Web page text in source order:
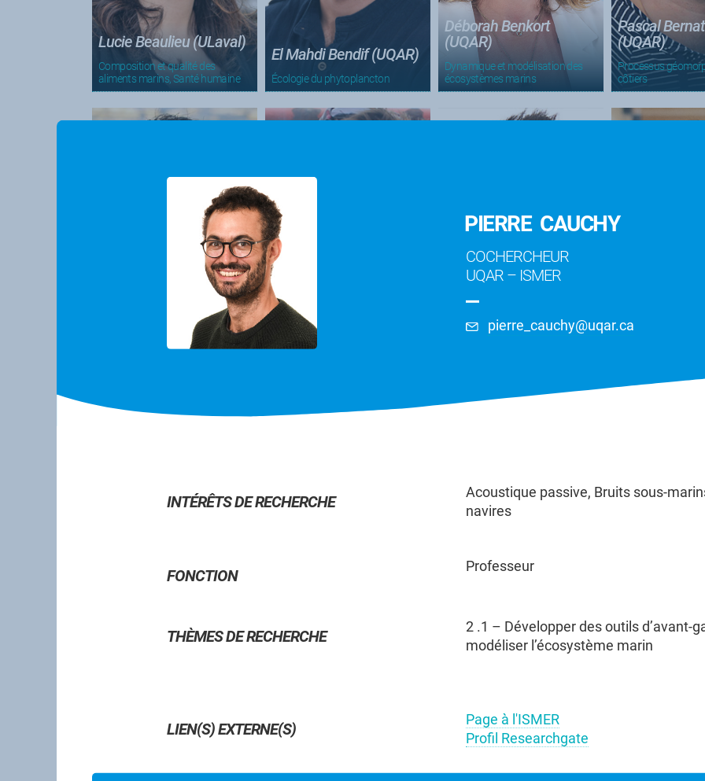
Lucie Beaulieu (ULaval)
Composition et qualité des
aliments marins, Santé humaine
El Mahdi Bendif (UQAR)
Écologie du phytoplancton
Déborah Benkort
(UQAR)
Dynamique et modélisation des
écosystèmes marins
Pascal
(UQAR)
Processus
côtiers
Daniel Bourgault
benthiques marins
hydrospatiales;
formes de relief;
PIERRE CAUCHY
COCHERCHEUR
UQAR – ISMER
pierre_cauchy@uqar.ca
INTÉRÊTS DE RECHERCHE
Acoustique passive, Bruits sous-
navires
FONCTION
Professeur
THÈMES DE RECHERCHE
2 .1 – Développer des outils d’avant-
modéliser l’écosystème marin
LIEN(S) EXTERNE(S)
Page à l'ISMER
Profil Researchgate
Mathieu Cusson
Acquisition de
nuages de points